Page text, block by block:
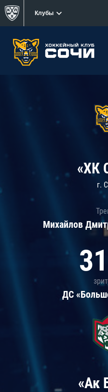
Клубы
«ХК
г.
Михайлов
ДС
«Ак